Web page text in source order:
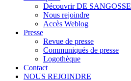
Découvrir DE SANGOSSE
Nous rejoindre
Accès Weblog
Presse
Revue de presse
Communiqués de presse
Logothèque
Contact
NOUS REJOINDRE